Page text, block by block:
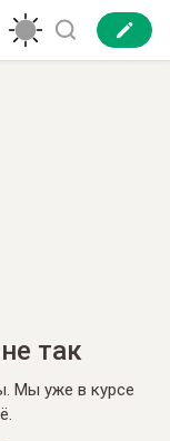
так
Мы уже в курсе